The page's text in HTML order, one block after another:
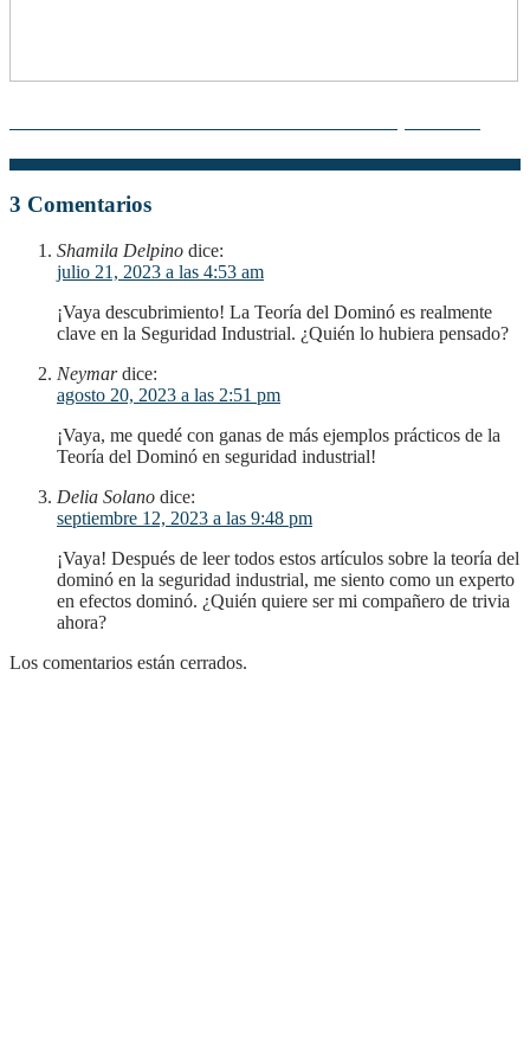
3 Comentarios
Shamila Delpino dice:
julio 21, 2023 a las 4:53 am
¡Vaya descubrimiento! La Teoría del Dominó es realmente
clave en la Seguridad Industrial. ¿Quién lo hubiera pensado?
Neymardice:
agosto 20, 2023 a las 2:51 pm
¡Vaya, me quedé con ganas de más ejemplos prácticos de la
Teoría del Dominó en seguridad industrial!
Delia Solano dice:
septiembre 12, 2023 a las 9:48 pm
¡Vaya! Después de leer todos estos artículos sobre la teoría del
dominó en la seguridad industrial, me siento como un experto
en efectos dominó. ¿Quién quiere ser mi compañero de trivia
ahora?
Los comentarios están cerrados.